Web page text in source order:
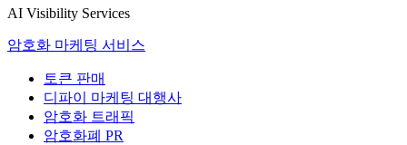
AI Visibility Services
암호화 마케팅 서비스
토큰 판매
디파이 마케팅 대행사
암호화 트래픽
암호화폐 PR